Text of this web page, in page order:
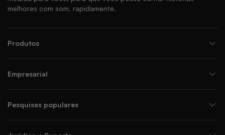
melhores com som, rapidamente.
Produtos
Empresarial
Pesquisas populares